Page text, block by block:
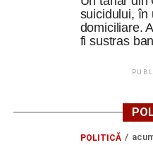
Cum și-a construit
mașină solară.
Trei profesori ai
mobilități Erasmus+
Messenger
suicidului, în
domiciliare.
fi sustras
POLITICĂ